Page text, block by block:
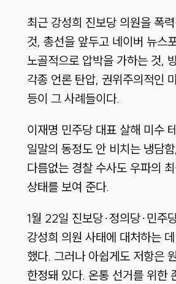
최근 강성희 진보당 의원을 폭
것, 총선을 앞두고 네이버 뉴스
노골적으로 압박을 가하는 것,
각종 언론 탄압, 권위주의적인
등이 그 사례들이다.
이재명 민주당 대표 살해 미수
일말의 동정도 안 비치는 냉담
다름없는 경찰 수사도 우파의
상태를 보여 준다.
1월 22일 진보당·정의당·민주
강성희 의원 사태에 대처하는
했다. 그러나 아쉽게도 저항은
한정돼 있다. 온통 선거를 위한